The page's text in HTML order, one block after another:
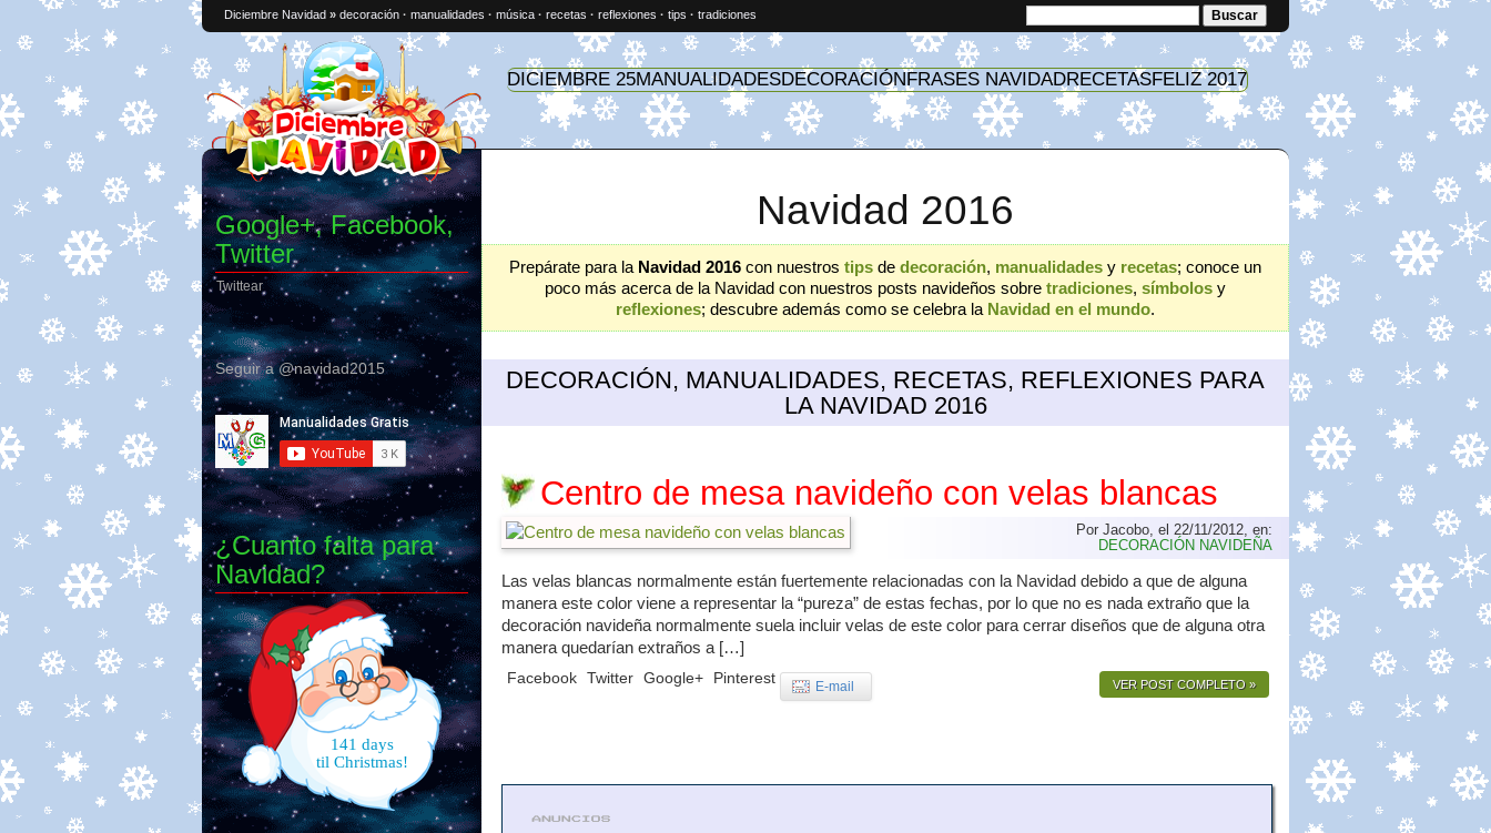
Diciembre Navidad » decoración · manualidades · música · recetas · reflexiones · tips · tradiciones
DICIEMBRE 25MANUALIDADESDECORACIÓNFRASES NAVIDADRECETASFELIZ 2017
Navidad 2016
Prepárate para la Navidad 2016 con nuestros tips de decoración, manualidades y recetas; conoce un
poco más acerca de la Navidad con nuestros posts navideños sobre tradiciones, símbolos y
reflexiones; descubre además como se celebra la Navidad en el mundo.
DECORACIÓN, MANUALIDADES, RECETAS, REFLEXIONES PARA
LA NAVIDAD 2016
Centro de mesa navideño con velas blancas
Por Jacobo, el 22/11/2012, en:
DECORACIÓN NAVIDEÑA
Las velas blancas normalmente están fuertemente relacionadas con la Navidad debido a que de alguna
manera este color viene a representar la “pureza” de estas fechas, por lo que no es nada extraño que la
decoración navideña normalmente suela incluir velas de este color para cerrar diseños que de alguna otra
manera quedarían extraños a […]
Facebook Twitter Google+ Pinterest E-mail VER POST COMPLETO »
Google+, Facebook,
Twitter
Twittear
Seguir a @navidad2015
¿Cuanto falta para
Navidad?
141 days
til Christmas!